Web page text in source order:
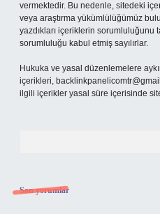
vermektedir. Bu nedenle, sitedeki
veya araştırma yükümlülüğümüz
yazdıkları içeriklerin sorumluluğunu
sorumluluğu kabul etmiş sayılırlar.
Hukuka ve yasal düzenlemelere
içerikleri,
ilgili içerikler yasal süre içerisinde
Son yorumlar